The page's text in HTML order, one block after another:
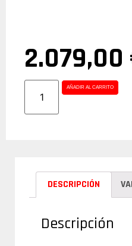
2.079,00
AÑADIR AL CARRITO
DESCRIPCIÓN
Descripción